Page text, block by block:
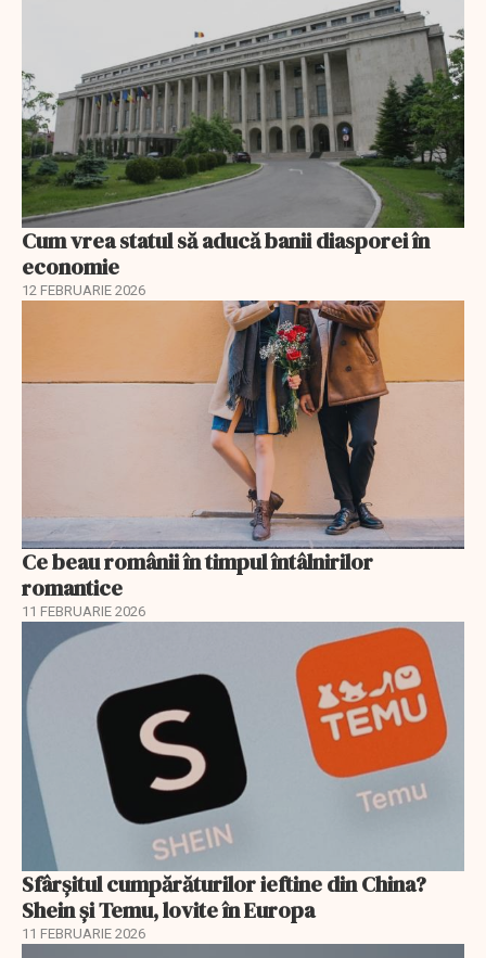
Cum vrea statul să aducă banii diasporei în
economie
12 FEBRUARIE 2026
Ce beau românii în timpul întâlnirilor
romantice
11 FEBRUARIE 2026
Sfârșitul cumpărăturilor ieftine din China?
Shein și Temu, lovite în Europa
11 FEBRUARIE 2026